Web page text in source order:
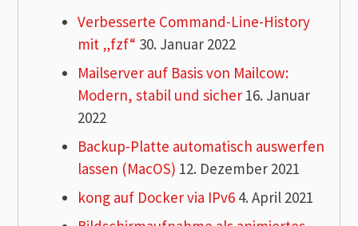
Verbesserte Command-Line-History
mit „fzf“ 30. Januar 2022
Mailserver auf Basis von Mailcow:
Modern, stabil und sicher 16. Januar
2022
Backup-Platte automatisch auswerfen
lassen (MacOS) 12. Dezember 2021
kong auf Docker via IPv6 4. April 2021